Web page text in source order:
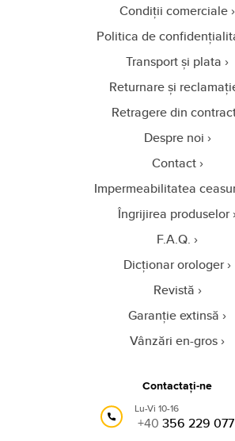
Condiții comerciale
Politica de
Transport și plata
Returnare și
Retragere din
Despre noi
Contact
Impermeabilitatea
Îngrijirea produselor
F.A.Q.
Dicționar orologer
Revistă
Garanție extinsă
Vânzări en-gros
Contactați-ne
Lu-Vi 10-16
+40 356 229 077